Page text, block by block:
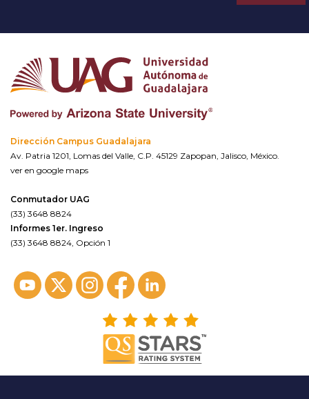
Dirección Campus Guadalajara
Av. Patria 1201, Lomas del Valle, C.P. 45129 Zapopan, Jalisco, México.
ver en google maps
Conmutador UAG
(33) 3648 8824
Informes 1er. Ingreso
(33) 3648 8824, Opción 1